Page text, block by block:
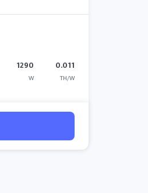
1290
W
0.011
TH/W